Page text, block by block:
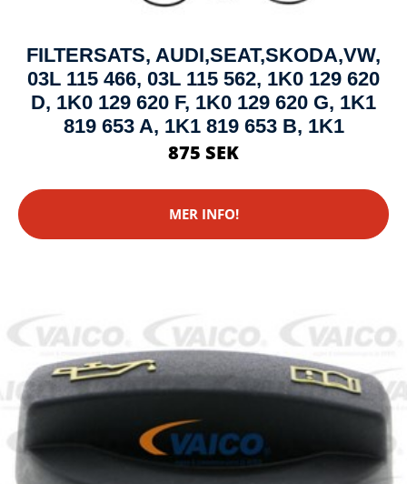
FILTERSATS, AUDI,SEAT,SKODA,VW,
03L 115 466, 03L 115 562, 1K0 129 620
D, 1K0 129 620 F, 1K0 129 620 G, 1K1
819 653 A, 1K1 819 653 B, 1K1
875 SEK
MER INFO!